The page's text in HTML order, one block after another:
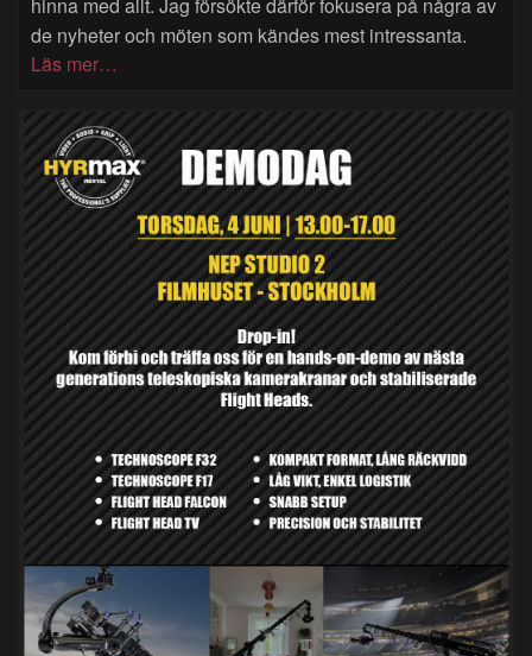
de nyheter och möten som kändes mest intressanta.
Läs mer…